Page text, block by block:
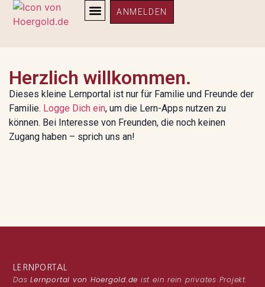
ANMELDEN
Herzlich willkommen.
Dieses kleine Lernportal ist nur für Familie und Freunde der
Familie. Logge Dich ein, um die Lern-Apps nutzen zu
können. Bei Interesse von Freunden, die noch keinen
Zugang haben – sprich uns an!
LERNPORTAL
DasLernportal von Hoergold.de ist ein rein privates Projekt.